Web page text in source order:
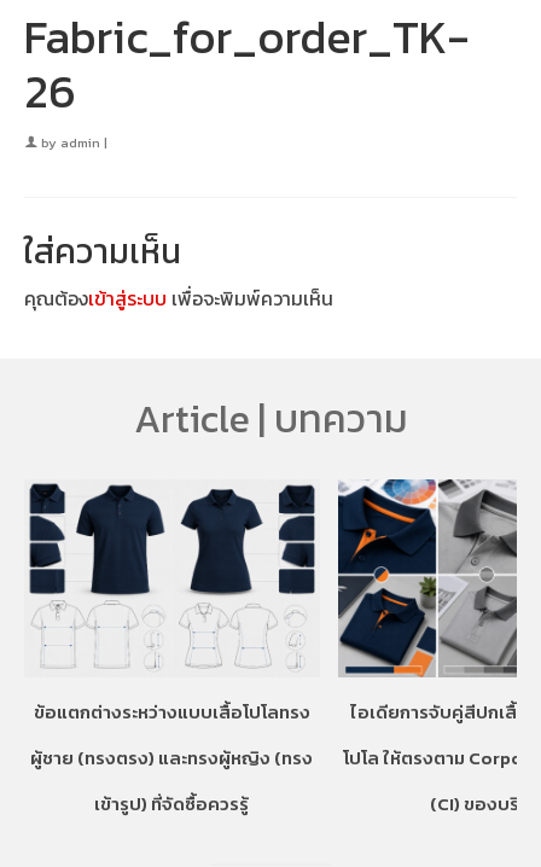
Fabric_for_order_TK-
26
by admin |
ใส่ความเห็น
คุณต้องเข้าสู่ระบบ เพื่อจะพิมพ์ความเห็น
Article | บทความ
ข้อแตกต่างระหว่างแบบเสื้อโปโลทรง
ผู้ชาย (ทรงตรง) และทรงผู้หญิง (ทรง
เข้ารูป) ที่จัดซื้อควรรู้
ไอเดียการจับคู่สีปกเสื้อ
โปโล ให้ตรงตาม
(CI) ของบริษัท